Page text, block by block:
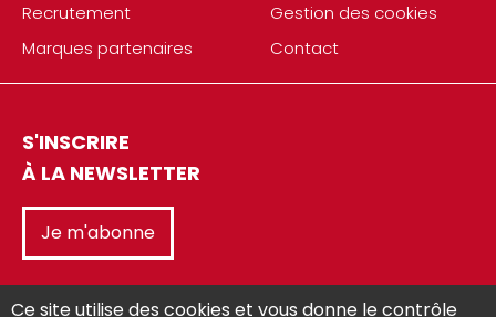
Recrutement
Marques partenaires
Gestion des cookies
Contact
S'INSCRIRE
À LA NEWSLETTER
Je m'abonne
Ce site utilise des cookies et vous donne le contrôle